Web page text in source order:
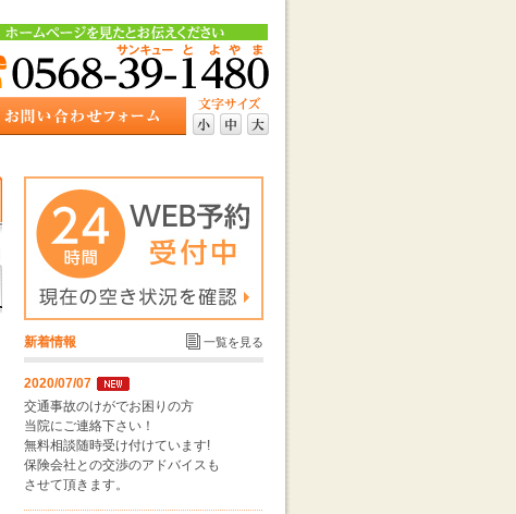
新着情報 一覧を見る
2020/07/07
交通事故のけがでお困りの方
当院にご連絡下さい！
無料相談随時受け付けています!
保険会社との交渉のアドバイスも
させて頂きます。